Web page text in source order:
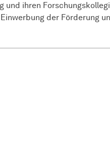
ihren
der Förderung